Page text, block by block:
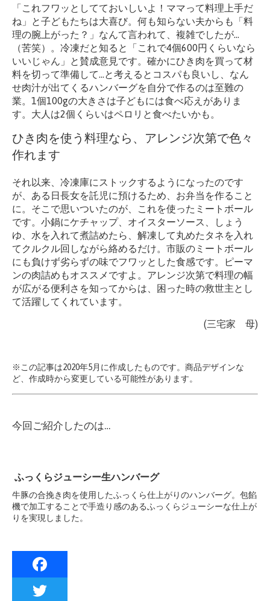
「これフワッとしてておいしいよ！ママって料理上手だ
ね」と子どもたちは大喜び。何も知らない夫からも「料
理の腕上がった？」なんて言われて、複雑でしたが…
（苦笑）。冷凍だと知ると「これで4個600円くらいなら
いいじゃん」と賛成意見です。確かにひき肉を買って材
料を切って準備して…と考えるとコスパも良いし、なん
せ肉汁が出てくるハンバーグを自分で作るのは至難の
業。1個100gの大きさは子どもには食べ応えがありま
す。大人は2個くらいはペロリと食べたいかも。
ひき肉を使う料理なら、アレンジ次第で色々
作れます
それ以来、冷凍庫にストックするようになったのです
が、ある日長女を託児に預けるため、お弁当を作ること
に。そこで思いついたのが、これを使ったミートボール
です。小鍋にケチャップ、オイスターソース、しょう
ゆ、水を入れて煮詰めたら、解凍して丸めたタネを入れ
てクルクル回しながら絡めるだけ。市販のミートボール
にも負けず劣らずの味でフワッとした食感です。ピーマ
ンの肉詰めもオススメですよ。アレンジ次第で料理の幅
が広がる便利さを知ってからは、困った時の救世主とし
て活躍してくれています。
(三宅家 母)
※この記事は2020年5月に作成したものです。商品デザインな
ど、作成時から変更している可能性があります。
今回ご紹介したのは…
ふっくらジューシー生ハンバーグ
牛豚の合挽き肉を使用したふっくら仕上がりのハンバーグ。包餡
機で加工することで手造り感のあるふっくらジューシーな仕上が
りを実現しました。